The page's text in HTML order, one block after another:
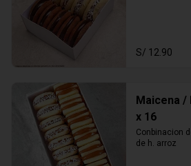
S/ 12.90
Maicena /
x 16
Conbinacion
de h. arroz